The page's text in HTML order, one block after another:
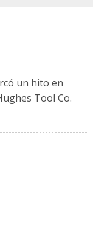
un hito en
Tool Co.